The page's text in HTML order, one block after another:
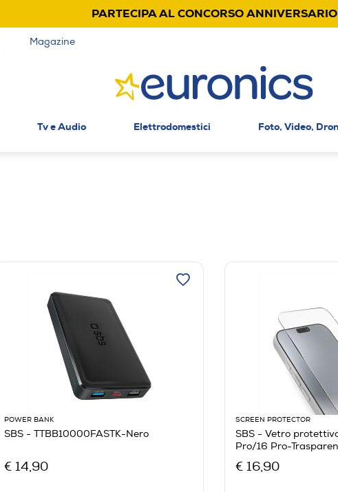
PARTECIPA AL CONCORSO ANNIVERSARIO
Magazine
Tv e Audio Elettrodomestici Foto, Video,
POWER BANK
SBS - TTBB10000FASTK-Nero
€ 14,90
SCREEN PROTECTOR
SBS - Vetro protettivo per
Pro/16 Pro-
€ 16,90